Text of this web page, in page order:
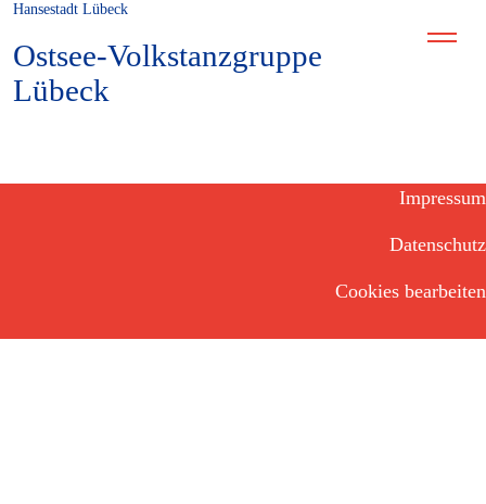
Hansestadt Lübeck
Ostsee-Volkstanzgruppe
Lübeck
Impressum
Datenschutz
Cookies bearbeiten